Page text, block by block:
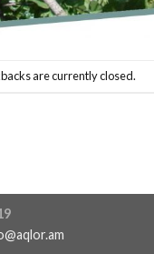
are currently closed.